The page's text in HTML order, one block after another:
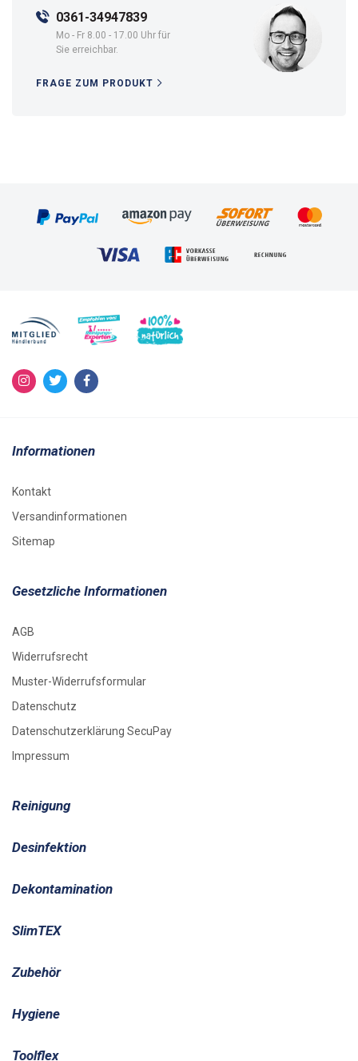
0361-34947839
Mo - Fr 8.00 - 17.00 Uhr für
Sie erreichbar.
FRAGE ZUM PRODUKT
Informationen
Kontakt
Versandinformationen
Sitemap
Gesetzliche Informationen
AGB
Widerrufsrecht
Muster-Widerrufsformular
Datenschutz
Datenschutzerklärung SecuPay
Impressum
Reinigung
Desinfektion
Dekontamination
SlimTEX
Zubehör
Hygiene
Toolflex